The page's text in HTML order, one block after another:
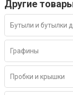
Другие
Бутыли и бутылки
Графины
Пробки и крышки